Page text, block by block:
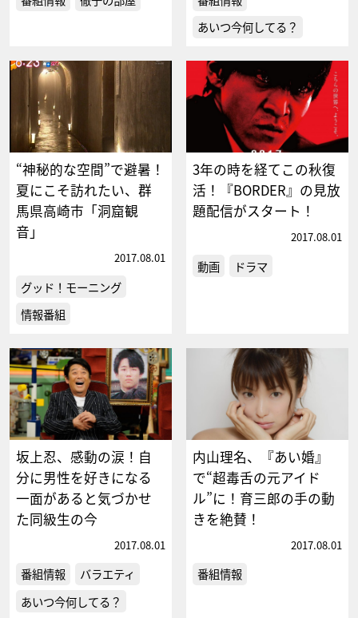
あいつ今何してる？
“神秘的な空間”で避暑！
夏にこそ訪れたい、群
馬県高崎市「洞窟観
音」
2017.08.01
グッド！モーニング
情報番組
3年の時を経てこの秋復
活！『BORDER』の見放
題配信がスタート！
2017.08.01
動画 ドラマ
坂上忍、感動の涙！自
分に男性を好きになる
一面があると気づかせ
た同級生の今
2017.08.01
番組情報
バラエティ
あいつ今何してる？
内山理名、『あい婚』
で“超毒舌の元アイド
ル”に！育三郎の手の動
きを絶賛！
2017.08.01
番組情報